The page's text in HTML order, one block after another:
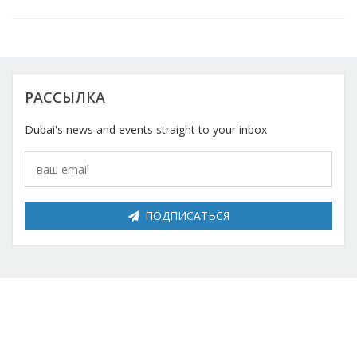
Автомобили
РАССЫЛКА
Dubai's news and events straight to your inbox
ПОДПИСАТЬСЯ